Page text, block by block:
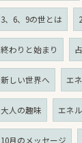
3、6、9の世とは
終わりと始まり
新しい世界へ エ
大人の趣味 エネ
10月のメッセージ